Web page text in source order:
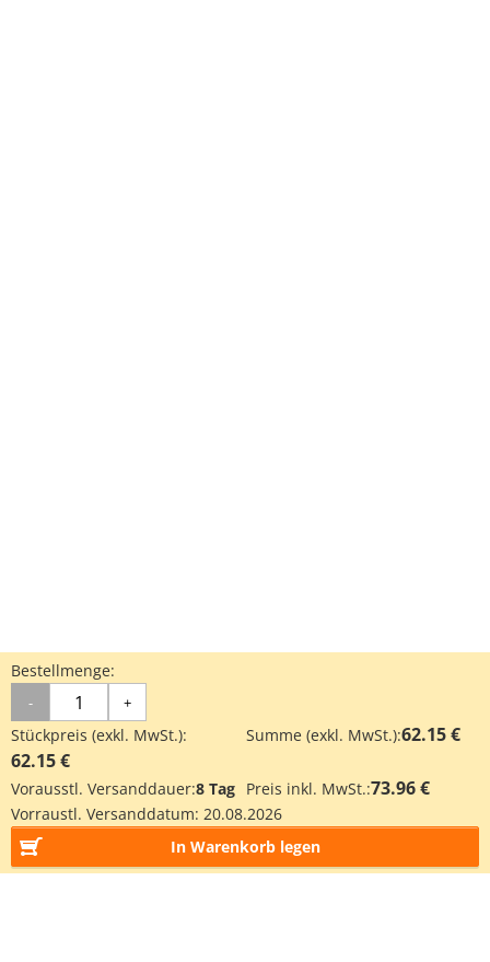
Bestellmenge:
- +
Stückpreis (exkl. MwSt.):
62.15 €
Summe (exkl. MwSt.):62.15 €
Vorausstl. Versanddauer:8 Tag Preis inkl. MwSt.:73.96 €
Vorraustl. Versanddatum: 20.08.2026
In Warenkorb legen